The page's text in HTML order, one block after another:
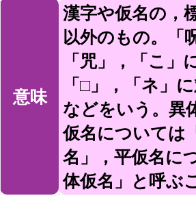
意味
漢字や仮名の，
以外のもの。「
「咒」，「こ」
「□」，「ネ」
などをいう。異
仮名については
名」，平仮名に
体仮名」と呼ぶ